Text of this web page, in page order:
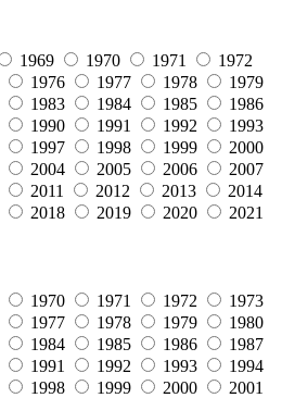
1969 1970 1971
1972
1976 1977 1978
1979
1983 1984 1985
1986
1990 1991 1992
1993
1997 1998 1999
2000
2004 2005 2006
2007
2011 2012 2013
2014
2018 2019 2020 2021
1970 1971 1972
1973
1977 1978 1979
1980
1984 1985 1986
1987
1991 1992 1993
1994
1998 1999 2000
2001